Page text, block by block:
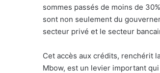
sommes passés de moins de
sont non seulement du
secteur privé et le secteur
Cet accès aux crédits, renchérit
Mbow, est un levier important